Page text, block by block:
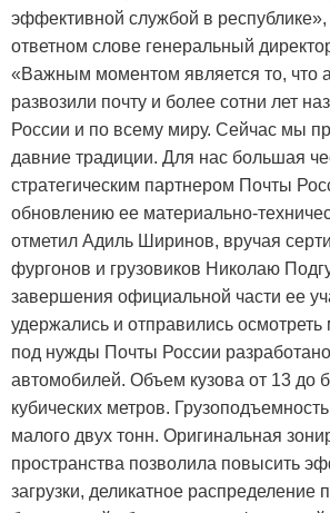
эффективной службой в республике»,
ответном слове генеральный
«Важным моментом является то, что
развозили почту и более сотни лет
России и по всему миру. Сейчас мы
давние традиции. Для нас большая
стратегическим партнером Почты
обновлению ее материально-
отметил Адиль Ширинов, вручая
фургонов и грузовиков Николаю
завершения официальной части ее
удержались и отправились
под нужды Почты России
автомобилей. Объем кузова от 13 до
кубических метров.
малого двух тонн. Оригинальная
пространства позволила повысить
загрузки, деликатное распределение